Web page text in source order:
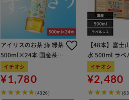
アイリスのお茶 綠 緑茶
500ml×24本 国産茶葉
100％使用
イチオシ
¥1,780
(4326)
【48本】富士
水 500ml ラベ
イチオシ
¥2,480